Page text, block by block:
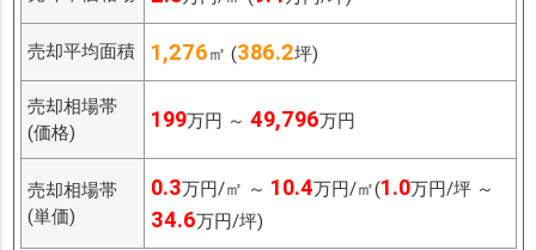
売却平均面積 1,276㎡ (386.2坪)
売却相場帯
(価格)
199万円 ～ 49,796万円
売却相場帯
(単価)
0.3万円/㎡ ～ 10.4万円/㎡(1.0万円/坪 ～
34.6万円/坪)